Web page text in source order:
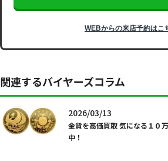
WEBからの来店予約はこ
関連するバイヤーズコラム
2026/03/13
金貨を高価買取 気になる１０
中！